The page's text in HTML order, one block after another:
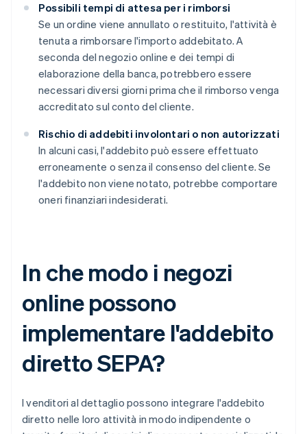
Possibili tempi di attesa per i rimborsi
Se un ordine viene annullato o restituito, l'attività è
tenuta a rimborsare l'importo addebitato. A
seconda del negozio online e dei tempi di
elaborazione della banca, potrebbero essere
necessari diversi giorni prima che il rimborso venga
accreditato sul conto del cliente.
Rischio di addebiti involontari o non autorizzati
In alcuni casi, l'addebito può essere effettuato
erroneamente o senza il consenso del cliente. Se
l'addebito non viene notato, potrebbe comportare
oneri finanziari indesiderati.
In che modo i negozi
online possono
implementare l'addebito
diretto SEPA?
I venditori al dettaglio possono integrare l'addebito
diretto nelle loro attività in modo indipendente o